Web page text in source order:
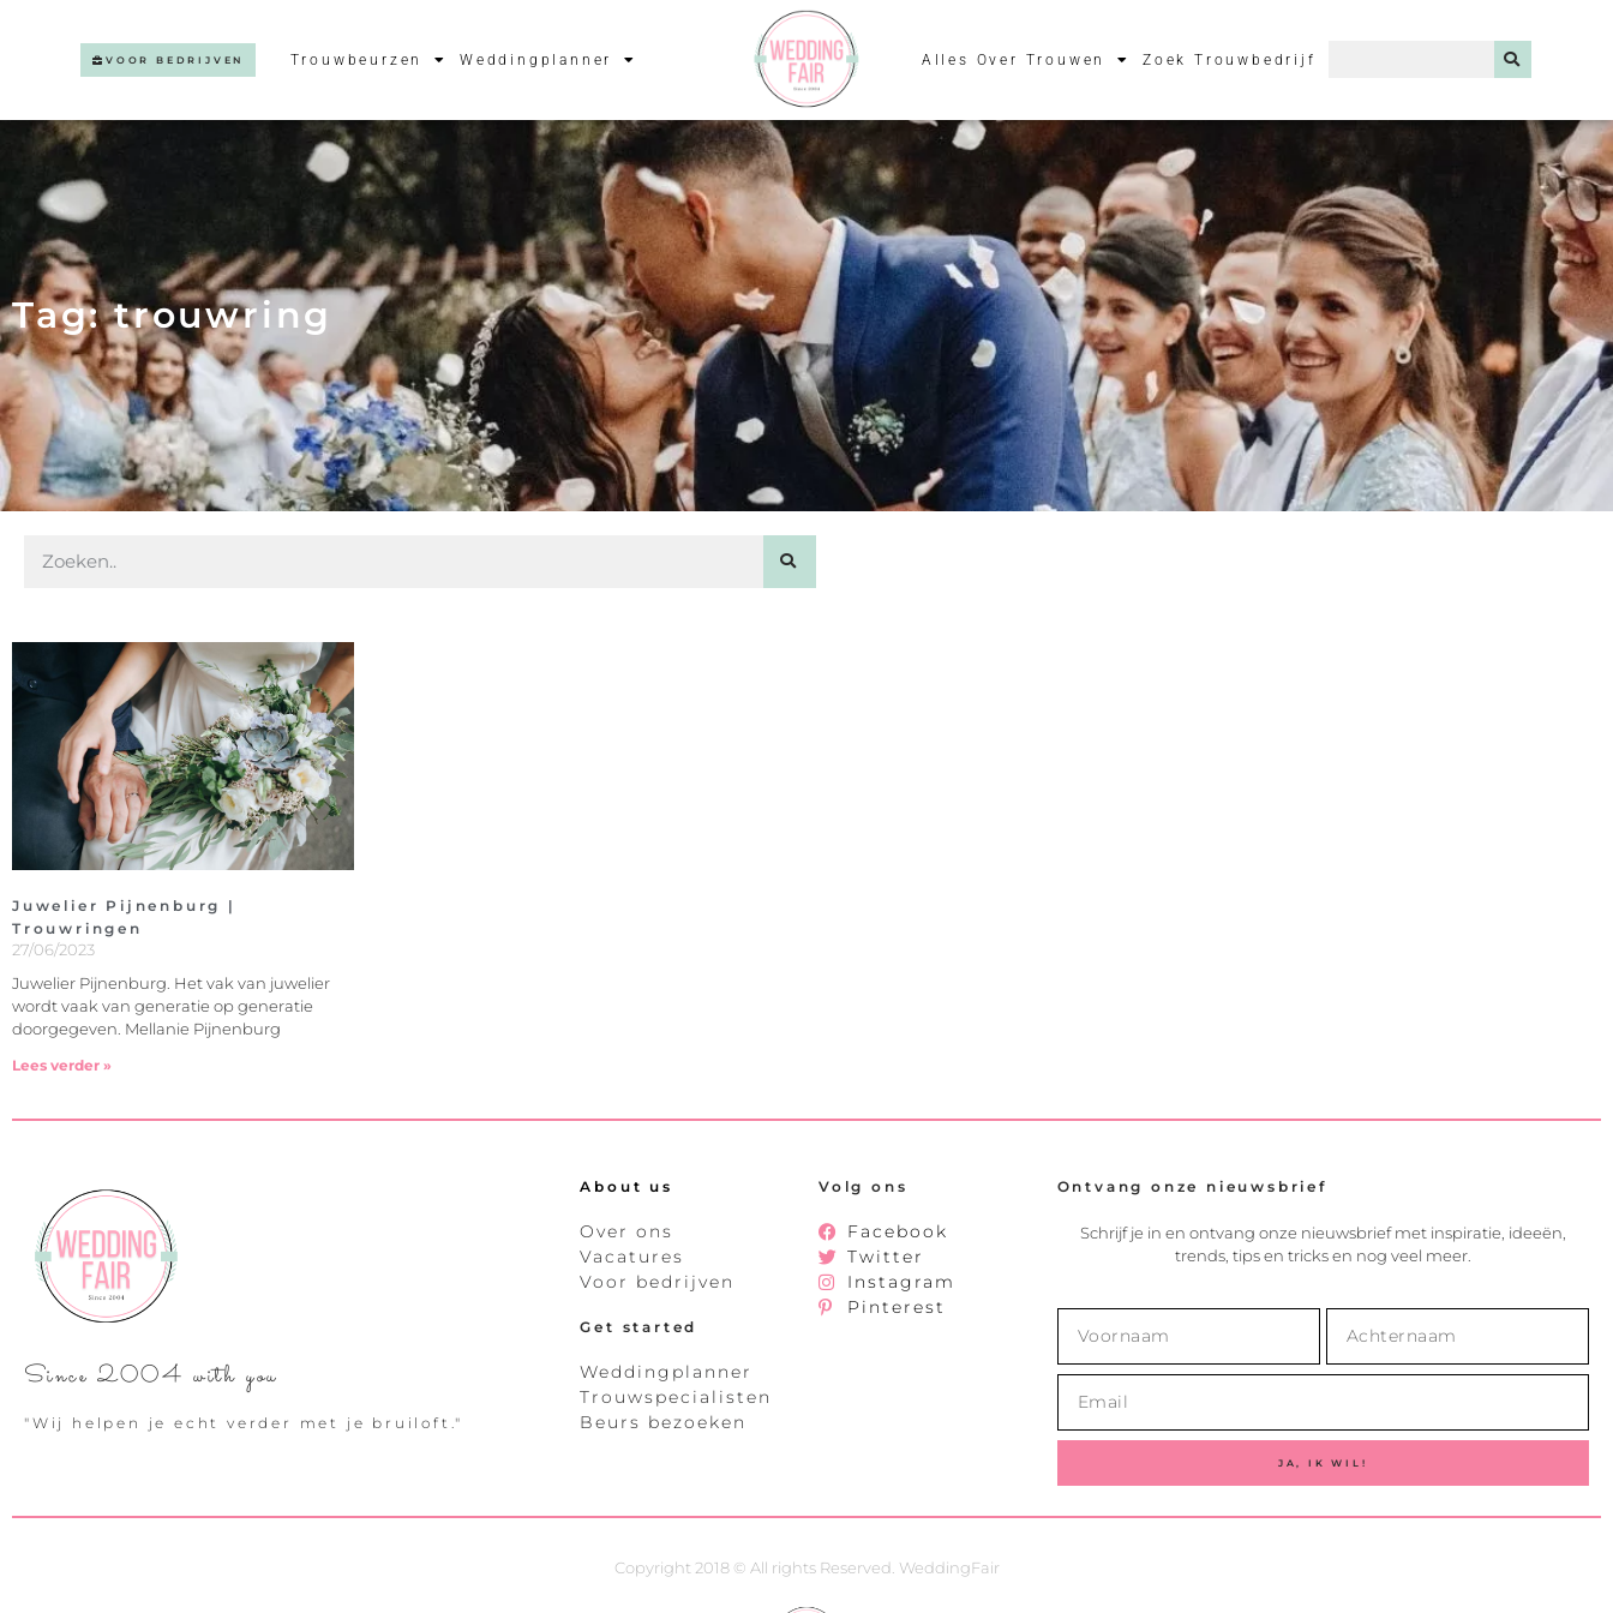
VOOR BEDRIJVEN Trouwbeurzen Weddingplanner Alles Over Trouwen Zoek Trouwbedrijf
Tag: trouwring
Juwelier Pijnenburg |
Trouwringen
27/06/2023
Juwelier Pijnenburg. Het vak van juwelier
wordt vaak van generatie op generatie
doorgegeven. Mellanie Pijnenburg
Lees verder »
Since 2004 with you
"Wij helpen je echt verder met je bruiloft."
About us
Over ons
Vacatures
Voor bedrijven
Get started
Weddingplanner
Trouwspecialisten
Beurs bezoeken
Volg ons
Facebook
Twitter
Instagram
Pinterest
Ontvang onze nieuwsbrief
Schrijf je in en ontvang onze nieuwsbrief met inspiratie, ideeën,
trends, tips en tricks en nog veel meer.
JA, IK WIL!
Copyright 2018 © All rights Reserved. WeddingFair